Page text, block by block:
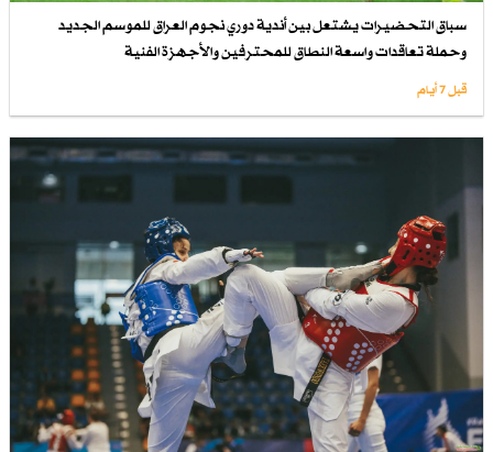
سباق التحضيرات يشتعل بين أندية دوري نجوم العراق للموسم الجديد
وحملة تعاقدات واسعة النطاق للمحترفين والأجهزة الفنية
قبل 7 أيام